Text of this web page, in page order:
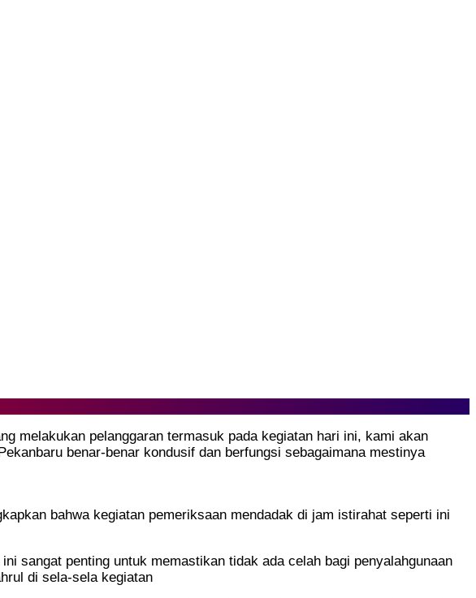
melakukan pelanggaran termasuk pada kegiatan hari ini, kami akan
benar-benar kondusif dan berfungsi sebagaimana mestinya
bahwa kegiatan pemeriksaan mendadak di jam istirahat seperti ini
sangat penting untuk memastikan tidak ada celah bagi penyalahgunaan
di sela-sela kegiatan